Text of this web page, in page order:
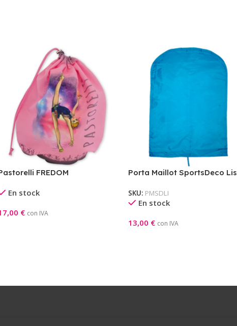
FREDOM
En stock
€ con IVA
Porta Maillot SportsDeco
SKU: PMSDLI
En stock
13,00 € con IVA